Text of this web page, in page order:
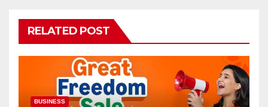
RELATED POST
BUSINESS